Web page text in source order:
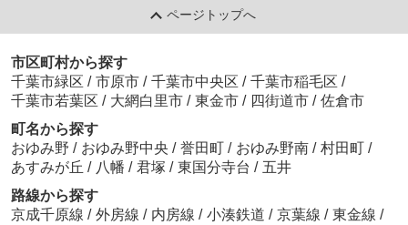
ページトップへ
市区町村から探す
千葉市緑区 / 市原市 / 千葉市中央区 / 千葉市稲毛区 /
千葉市若葉区 / 大網白里市 / 東金市 / 四街道市 / 佐倉市
町名から探す
おゆみ野 / おゆみ野中央 / 誉田町 / おゆみ野南 / 村田町 /
あすみが丘 / 八幡 / 君塚 / 東国分寺台 / 五井
路線から探す
京成千原線 / 外房線 / 内房線 / 小湊鉄道 / 京葉線 / 東金線 /